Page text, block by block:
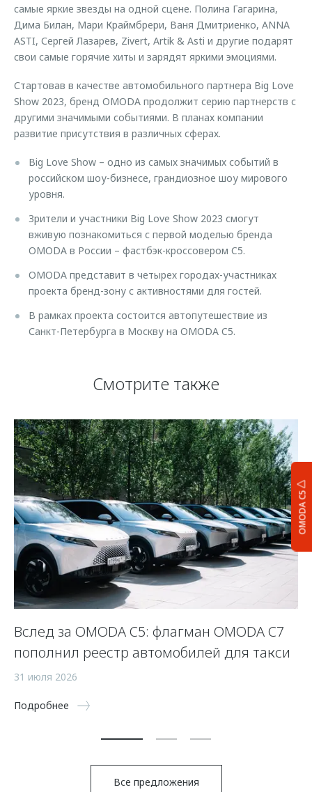
OMODA C5
самые яркие звезды на одной сцене. Полина Гагарина,
Дима Билан, Мари Краймбрери, Ваня Дмитриенко, ANNA
ASTI, Сергей Лазарев, Zivert, Artik & Asti и другие подарят
свои самые горячие хиты и зарядят яркими эмоциями.
Стартовав в качестве автомобильного партнера Big Love
Show 2023, бренд OMODA продолжит серию партнерств с
другими значимыми событиями. В планах компании
развитие присутствия в различных сферах.
Big Love Show – одно из самых значимых событий в
российском шоу-бизнесе, грандиозное шоу мирового
уровня.
Зрители и участники Big Love Show 2023 смогут
вживую познакомиться с первой моделью бренда
OMODA в России – фастбэк-кроссовером C5.
OMODA представит в четырех городах-участниках
проекта бренд-зону с активностями для гостей.
В рамках проекта состоится автопутешествие из
Санкт-Петербурга в Москву на OMODA C5.
Смотрите также
Вслед за OMODA C5: флагман OMODA C7
пополнил реестр автомобилей для такси
31 июля 2026
Подробнее
Все предложения